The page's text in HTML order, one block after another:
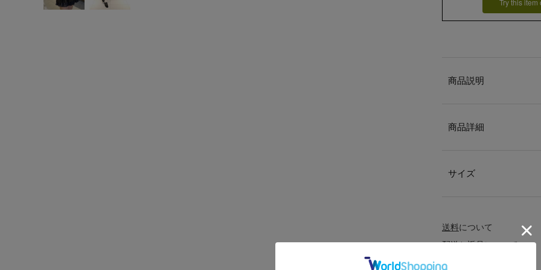
Try this item
商品説明
商品詳細
サイズ
送料について
配送と返品について